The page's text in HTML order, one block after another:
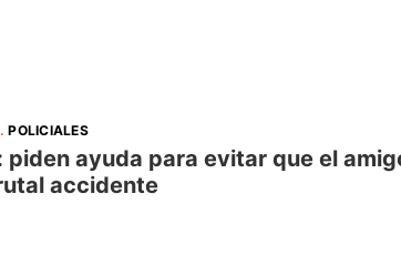
.POLICIALES
piden ayuda para evitar que el
accidente